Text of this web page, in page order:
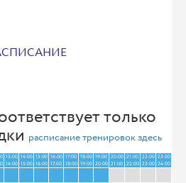
только
расписание тренировок здесь
13:00
14:00
14:00
15:00
15:00
16:00
16:00
17:00
17:00
18:00
18:00
19:00
19:00
20:00
20:00
21:00
21:00
22:00
22:00
23:00
23:00
24:00